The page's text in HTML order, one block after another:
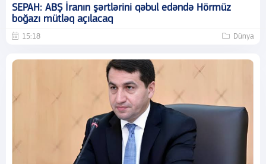
SEPAH: ABŞ İranın şərtlərini qəbul edəndə Hörmüz
boğazı mütləq açılacaq
15:18 Dünya